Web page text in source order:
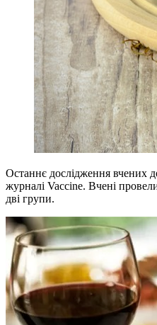
Останнє дослідження вчених
журналі Vaccine. Вчені
дві групи.